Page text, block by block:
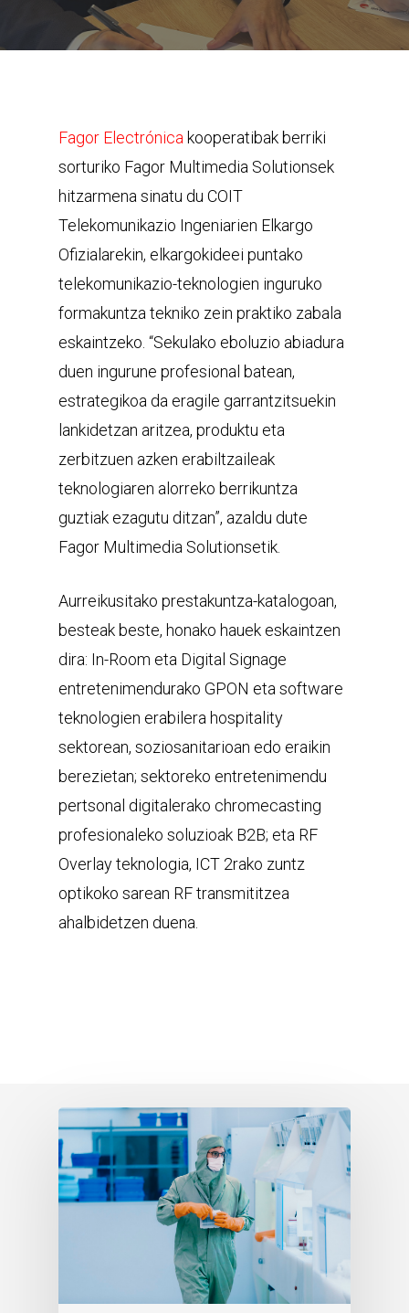
Fagor Electrónica kooperatibak berriki
sorturiko Fagor Multimedia Solutionsek
hitzarmena sinatu du COIT
Telekomunikazio Ingeniarien Elkargo
Ofizialarekin, elkargokideei puntako
telekomunikazio-teknologien inguruko
formakuntza tekniko zein praktiko zabala
eskaintzeko. “Sekulako eboluzio abiadura
duen ingurune profesional batean,
estrategikoa da eragile garrantzitsuekin
lankidetzan aritzea, produktu eta
zerbitzuen azken erabiltzaileak
teknologiaren alorreko berrikuntza
guztiak ezagutu ditzan”, azaldu dute
Fagor Multimedia Solutionsetik.
Aurreikusitako prestakuntza-katalogoan,
besteak beste, honako hauek eskaintzen
dira: In-Room eta Digital Signage
entretenimendurako GPON eta software
teknologien erabilera hospitality
sektorean, soziosanitarioan edo eraikin
berezietan; sektoreko entretenimendu
pertsonal digitalerako chromecasting
profesionaleko soluzioak B2B; eta RF
Overlay teknologia, ICT 2rako zuntz
optikoko sarean RF transmititzea
ahalbidetzen duena.